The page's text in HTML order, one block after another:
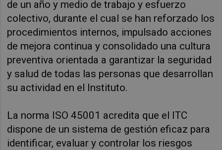
de un año y medio de trabajo y esfuerzo
colectivo, durante el cual se han reforzado los
procedimientos internos, impulsado acciones
de mejora continua y consolidado una cultura
preventiva orientada a garantizar la seguridad
y salud de todas las personas que desarrollan
su actividad en el Instituto.
La norma ISO 45001 acredita que el ITC
dispone de un sistema de gestión eficaz para
identificar, evaluar y controlar los riesgos